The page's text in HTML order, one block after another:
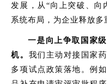
发展，从“向上突破、向
系统布局，为企业释放多
一是向上争取国家
机。 我们主动对接国家
多项试点政策落地。例